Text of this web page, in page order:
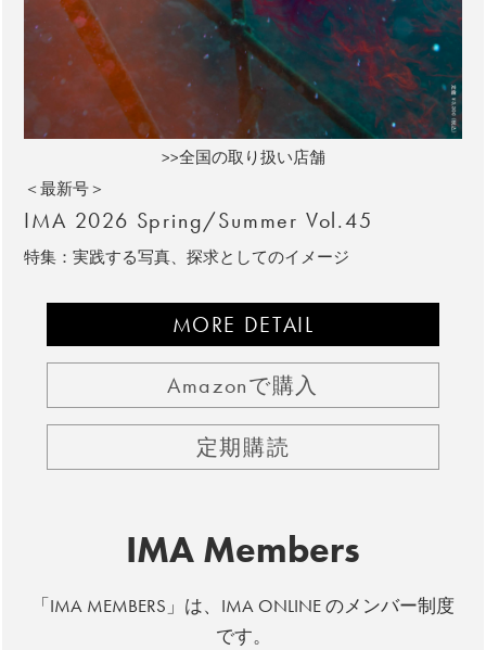
>>全国の取り扱い店舗
＜最新号＞
IMA 2026 Spring/Summer Vol.45
特集：実践する写真、探求としてのイメージ
MORE DETAIL
Amazonで購入
定期購読
IMA Members
「IMA MEMBERS」は、IMA ONLINE のメンバー制度
です。